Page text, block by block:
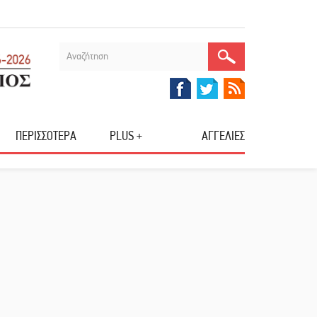
ΠΕΡΙΣΣΟΤΕΡΑ PLUS + ΑΓΓΕΛΙΕΣ